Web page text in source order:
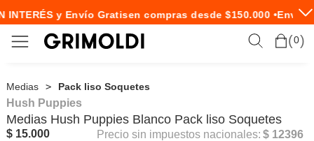
INTERÉS y Envío Gratisen compras desde $150.000 • Envío
0
Medias Pack liso Soquetes
Hush Puppies
Medias Hush Puppies Blanco Pack liso Soquetes
$ 15.000 Precio sin impuestos nacionales: $ 12396